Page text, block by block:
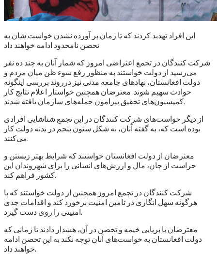
این افراد تهدید کردند که تا زمان بر آورده نشدن خواست شان به
تحصن نامحدود ادامه خواهند داد
شرکت کنندگان در تجمع اعتراضی امروز که شمار آنان به چند ده نفر
می‌رسید از دولت خواستند به منظور رفع سوء ظن میان مردم و
دولت افغانستان، نهادهای جامعه مدنی نیز درروند بررسی اینگونه
حوادث سهیم شوند. معترضان همچنین خواستار اعلام نتایج کار
کمیسیون‌های تحقیق پیرامون حمله‌های سازمان یافته شدند.
از دیگر خواست‌های شرکت کنندگان در این تجمع شناشایی افرادی
بوده است که، به گفته آنان، به شکل ستون پنجم در بدنه دولت کار
می‌کنند.
معترضان از دولت افغانستان خواستند که شرایط بهتر زیستن و
حراست از جان، مال و ارزش‌های انسانی را برای شهروندان این
کشور فراهم کند.
شرکت کنندگان در تجمع امروز همچنین از دولت خواستند که با
هرگونه سهل انگاری در تامین امنیت برخورد کند و اقدامات جدی
امنیتی را روی دست گیرد.
معترضان با برپایی خیمه و تحصن در آن، هشدار دادند تا زمانی که
دولت افغانستان به خواست‌های آنان توجه نکند به این تحصن ادامه
خواهند داد.